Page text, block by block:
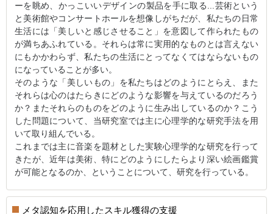
ーを眺め、かっこいいデザインの製品を手に取る...芸術という
と美術館やコンサートホールを想像しがちだが、私たちの日常
生活には「美しいと感じさせること」を意図して作られたもの
が満ちあふれている。それらは常に実用的なものとは言えない
にもかかわらず、私たちの生活にとってなくてはならないもの
になっていることが多い。
そのような「美しいもの」を私たちはどのようにとらえ、また
それらは心のはたらきにどのような影響を与えているのだろう
か？またそれらのものをどのように生み出しているのか？こう
した問題について、当研究室では主に心理学的な研究手法を用
いて取り組んでいる。
これまでは主に音楽を題材とした実験心理学的な研究を行って
きたが、近年は美術、特にどのようにしたらより深い絵画鑑賞
が可能となるのか、ということについて、研究を行っている。
メタ認知を応用したスキル獲得の支援